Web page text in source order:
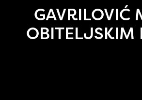
GAVRILOVIĆ
OBITELJSKIM